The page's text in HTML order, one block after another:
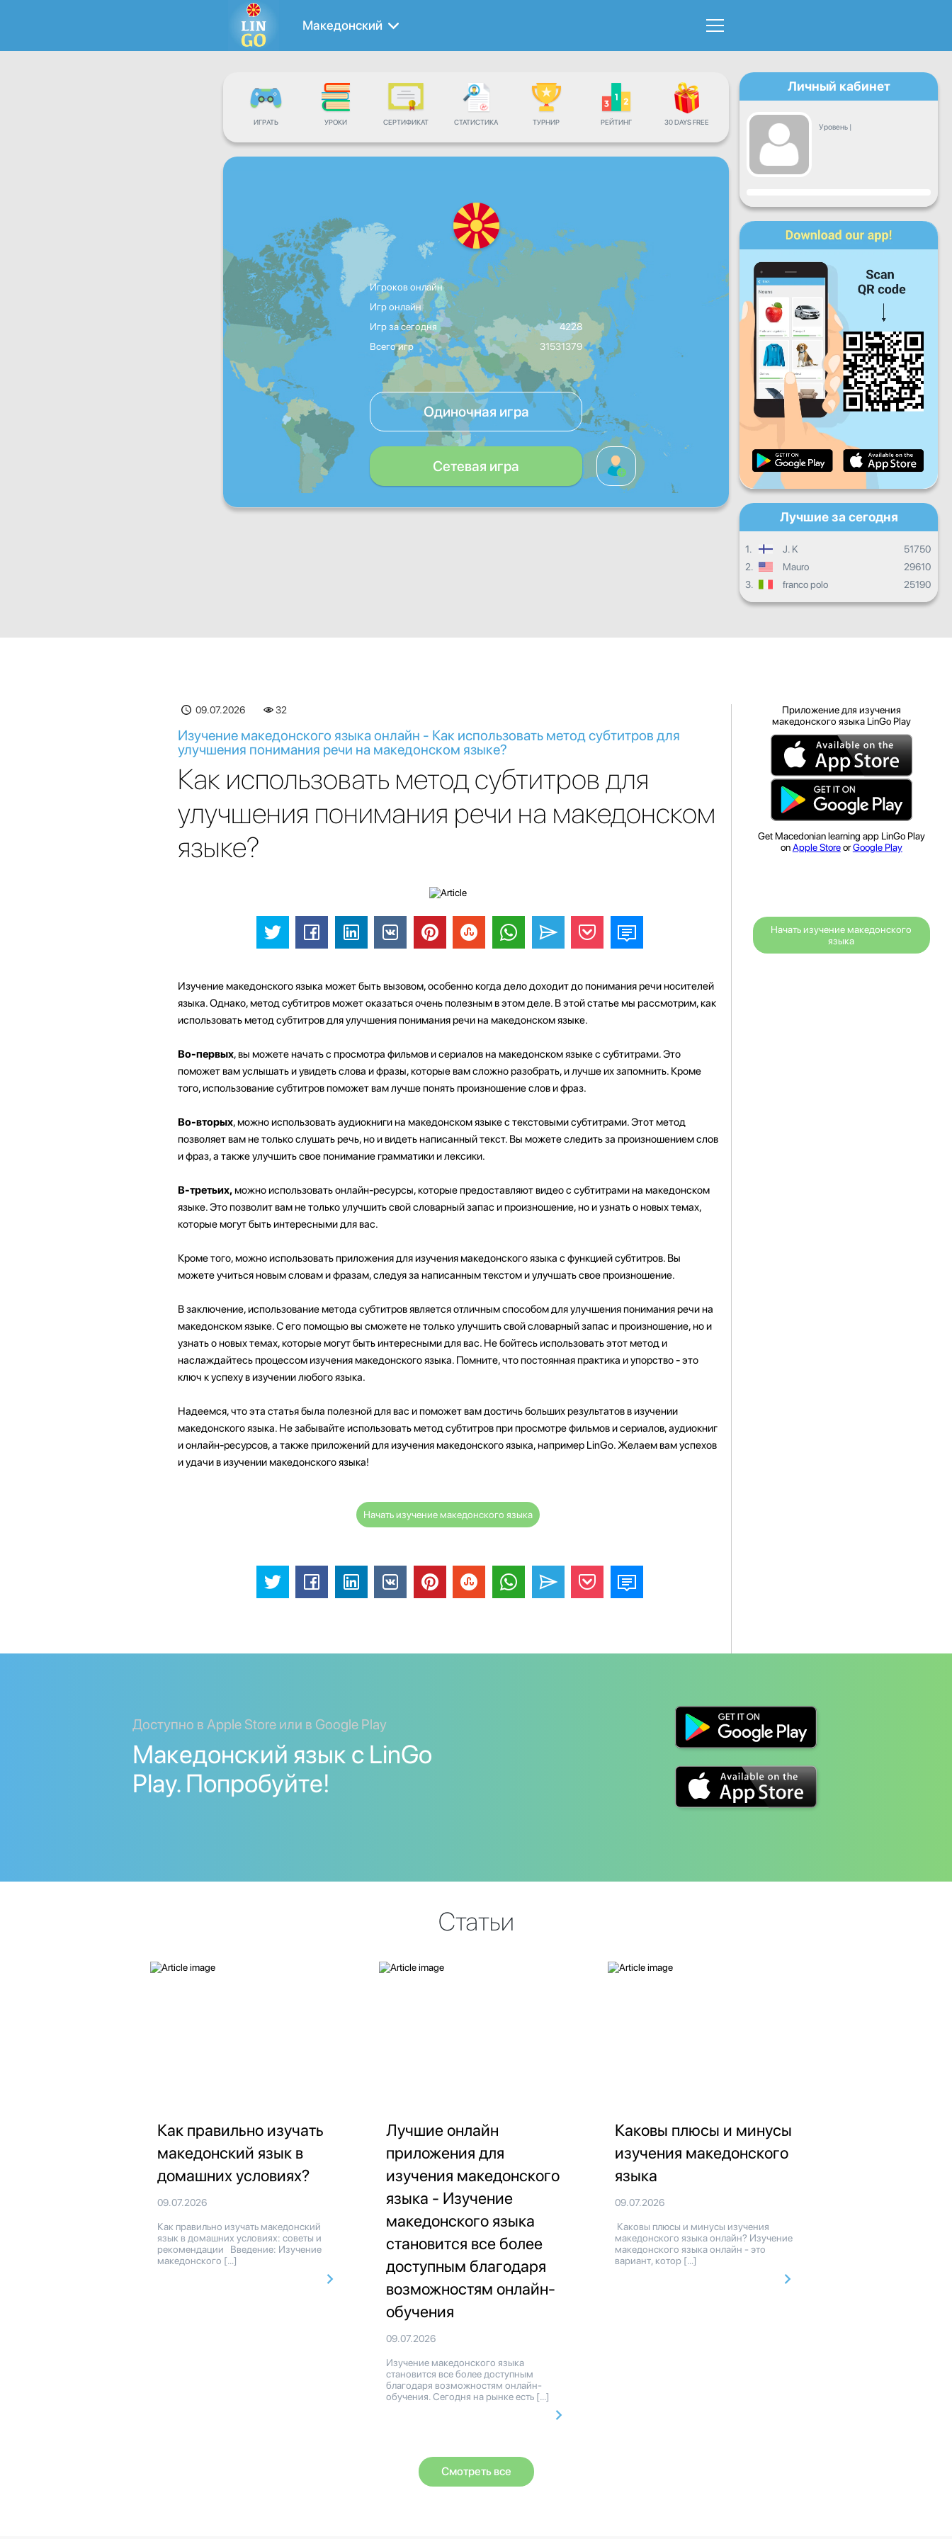
Македонский
ИГРАТЬ УРОКИ СЕРТИФИКАТ СТАТИСТИКА ТУРНИР РЕЙТИНГ 30 DAYS FREE
Игроков онлайн
Игр онлайн
Игр за сегодня
4228
Всего игр
31531379
Одиночная игра
Сетевая игра
Личный кабинет
Уровень |
Прогресс
Пн Ср Чт
Сб Вс
Ежедневный прогресс
Ежемесячный прогресс
Общий прогресс
Лучшие за сегодня
1. J. K
51750
2.
Mauro
29610
3.
franco polo 25190
09.07.2026 32
Изучение македонского языка онлайн - Как использовать метод субтитров для
улучшения понимания речи на македонском языке?
Как использовать метод субтитров для
улучшения понимания речи на македонском
языке?
Изучение македонского языка может быть вызовом, особенно когда дело доходит до понимания речи носителей
языка. Однако, метод субтитров может оказаться очень полезным в этом деле. В этой статье мы рассмотрим, как
использовать метод субтитров для улучшения понимания речи на македонском языке.
Во-первых, вы можете начать с просмотра фильмов и сериалов на македонском языке с субтитрами. Это
поможет вам услышать и увидеть слова и фразы, которые вам сложно разобрать, и лучше их запомнить. Кроме
того, использование субтитров поможет вам лучше понять произношение слов и фраз.
Во-вторых, можно использовать аудиокниги на македонском языке с текстовыми субтитрами. Этот метод
позволяет вам не только слушать речь, но и видеть написанный текст. Вы можете следить за произношением слов
и фраз, а также улучшить свое понимание грамматики и лексики.
В-третьих,можно использовать онлайн-ресурсы, которые предоставляют видео с субтитрами на македонском
языке. Это позволит вам не только улучшить свой словарный запас и произношение, но и узнать о новых темах,
которые могут быть интересными для вас.
Кроме того, можно использовать приложения для изучения македонского языка с функцией субтитров. Вы
можете учиться новым словам и фразам, следуя за написанным текстом и улучшать свое произношение.
В заключение, использование метода субтитров является отличным способом для улучшения понимания речи на
македонском языке. С его помощью вы сможете не только улучшить свой словарный запас и произношение, но и
узнать о новых темах, которые могут быть интересными для вас. Не бойтесь использовать этот метод и
наслаждайтесь процессом изучения македонского языка. Помните, что постоянная практика и упорство - это
ключ к успеху в изучении любого языка.
Надеемся, что эта статья была полезной для вас и поможет вам достичь больших результатов в изучении
македонского языка. Не забывайте использовать метод субтитров при просмотре фильмов и сериалов, аудиокниг
и онлайн-ресурсов, а также приложений для изучения македонского языка, например LinGo. Желаем вам успехов
и удачи в изучении македонского языка!
Начать изучение македонского языка
Приложение для изучения
македонского языка LinGo Play
Get Macedonian learning app LinGo Play
onApple StoreorGoogle Play
Начать изучение македонского
языка
Доступно в Apple Store или в Google Play
Македонский язык с LinGo
Play. Попробуйте!
Статьи
Как правильно изучать
македонский язык в
домашних условиях?
09.07.2026
Как правильно изучать македонский
язык в домашних условиях: советы и
рекомендации Введение: Изучение
македонского […]
Лучшие онлайн
приложения для
изучения македонского
языка - Изучение
македонского языка
становится все более
доступным благодаря
возможностям онлайн-
обучения
09.07.2026
Изучение македонского языка
становится все более доступным
благодаря возможностям онлайн-
обучения. Сегодня на рынке есть […]
Каковы плюсы и минусы
изучения македонского
языка
09.07.2026
Каковы плюсы и минусы изучения
македонского языка онлайн? Изучение
македонского языка онлайн - это
вариант, котор […]
Смотреть все